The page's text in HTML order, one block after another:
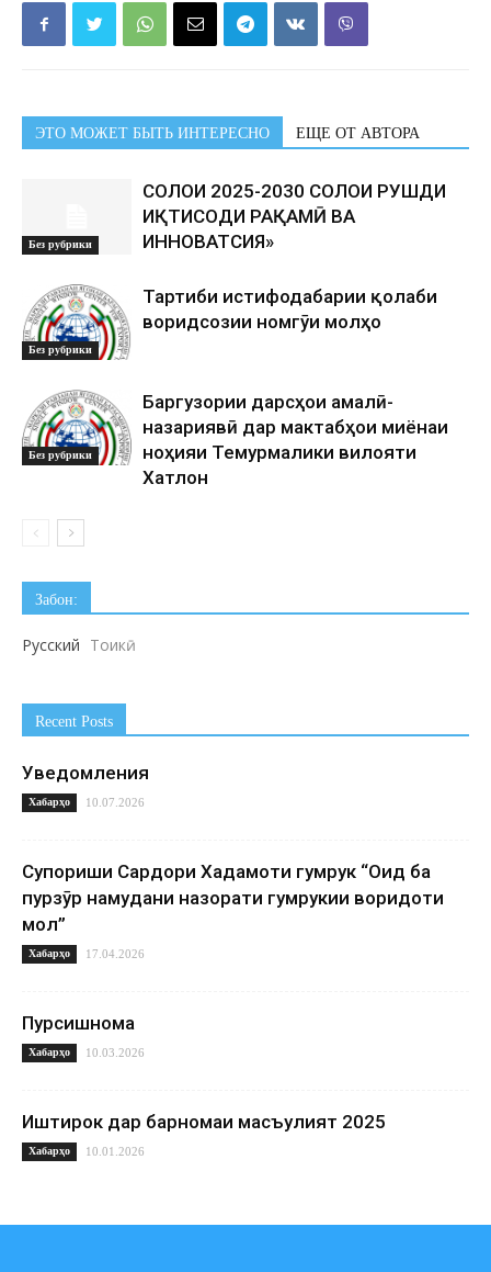
ЭТО МОЖЕТ БЫТЬ ИНТЕРЕСНО ЕЩЕ ОТ АВТОРА
Без рубрики
СОЛҲОИ 2025-2030 СОЛҲОИ РУШДИ
ИҚТИСОДИ РАҚАМӢ ВА
ИННОВАТСИЯ»
Без рубрики
Тартиби истифодабарии қолаби
воридсозии номгӯи молҳо
Без рубрики
Баргузории дарсҳои амалӣ-
назариявӣ дар мактабҳои миёнаи
ноҳияи Темурмалики вилояти
Хатлон
Забон:
Русский Тоҷикӣ
Recent Posts
Уведомления
Хабарҳо 10.07.2026
Супориши Сардори Хадамоти гумрук “Оид ба
пурзӯр намудани назорати гумрукии воридоти
мол”
Хабарҳо 17.04.2026
Пурсишнома
Хабарҳо 10.03.2026
Иштирок дар барномаи масъулият 2025
Хабарҳо 10.01.2026